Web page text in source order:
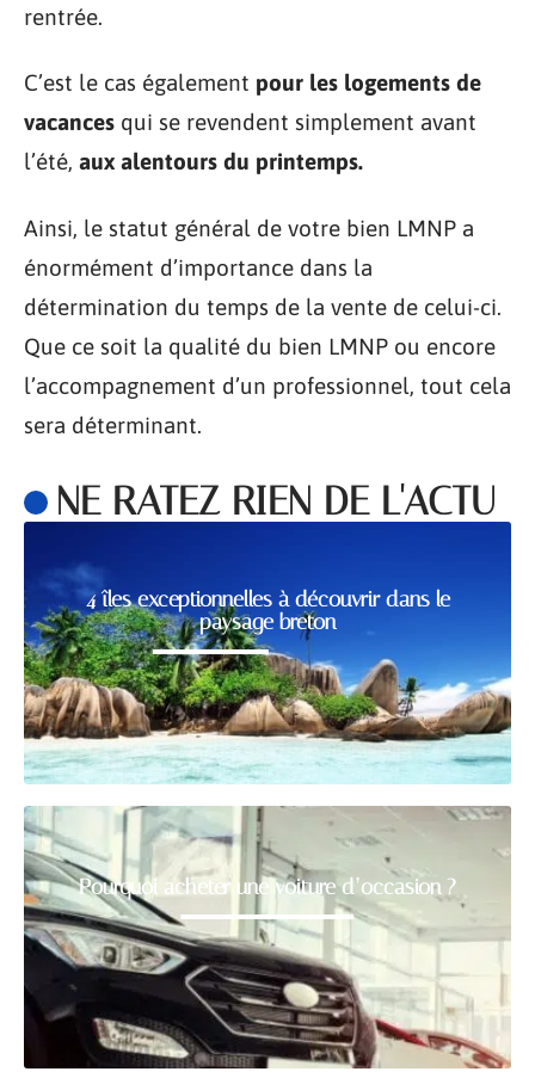
rentrée.
C’est le cas également pour les logements de
vacances qui se revendent simplement avant
l’été, aux alentours du printemps.
Ainsi, le statut général de votre bien LMNP a
énormément d’importance dans la
détermination du temps de la vente de celui-ci.
Que ce soit la qualité du bien LMNP ou encore
l’accompagnement d’un professionnel, tout cela
sera déterminant.
NE RATEZ RIEN DE L'ACTU
4 îles exceptionnelles à découvrir dans le
paysage breton
Pourquoi acheter une voiture d’occasion ?